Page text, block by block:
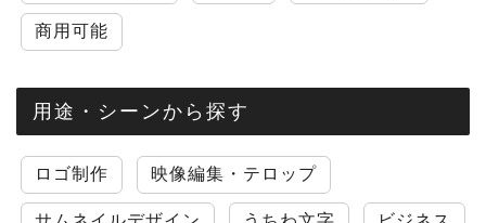
商用可能
用途・シーンから探す
ロゴ制作 映像編集・テロップ